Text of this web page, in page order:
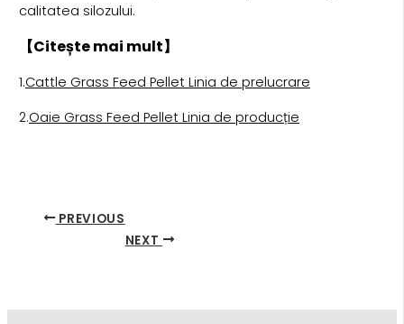
calitatea silozului.
【Citește mai mult】
1.Cattle Grass Feed Pellet Linia de prelucrare
2.Oaie Grass Feed Pellet Linia de producție
PREVIOUS
NEXT